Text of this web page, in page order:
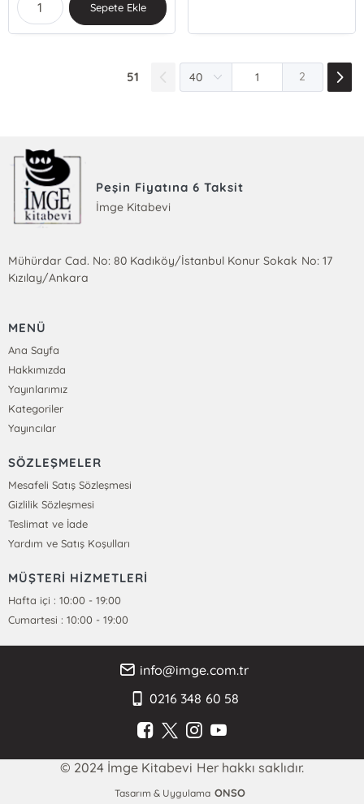
Sepete Ekle
51 2
Peşin Fiyatına 6 Taksit
İmge Kitabevi
Mühürdar Cad. No: 80 Kadıköy/İstanbul Konur Sokak No: 17
Kızılay/Ankara
MENÜ
Ana Sayfa
Hakkımızda
Yayınlarımız
Kategoriler
Yayıncılar
SÖZLEŞMELER
Mesafeli Satış Sözleşmesi
Gizlilik Sözleşmesi
Teslimat ve İade
Yardım ve Satış Koşulları
MÜŞTERİ HİZMETLERİ
Hafta içi : 10:00 - 19:00
Cumartesi : 10:00 - 19:00
info@imge.com.tr
0216 348 60 58
© 2024 İmge Kitabevi Her hakkı saklıdır.
Tasarım & Uygulama ONSO